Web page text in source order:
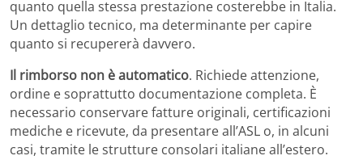
quanto quella stessa prestazione costerebbe in Italia.
Un dettaglio tecnico, ma determinante per capire
quanto si recupererà davvero.
Il rimborso non è automatico. Richiede attenzione,
ordine e soprattutto documentazione completa. È
necessario conservare fatture originali, certificazioni
mediche e ricevute, da presentare all’ASL o, in alcuni
casi, tramite le strutture consolari italiane all’estero.